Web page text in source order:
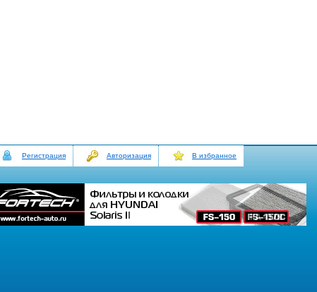
Регистрация Авторизация В избранное